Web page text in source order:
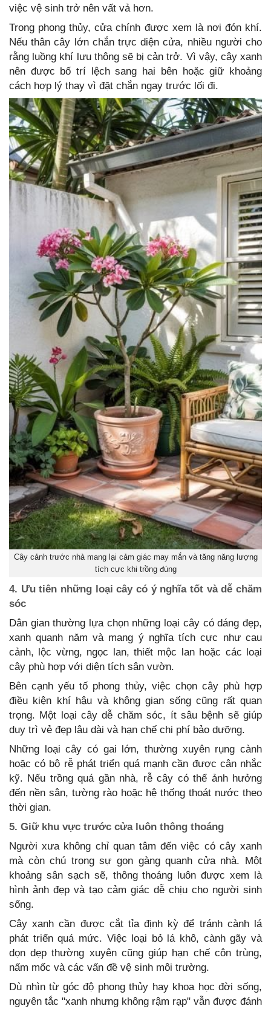
việc vệ sinh trở nên vất vả hơn.
Trong phong thủy, cửa chính được xem là nơi đón khí.
Nếu thân cây lớn chắn trực diện cửa, nhiều người cho
rằng luồng khí lưu thông sẽ bị cản trở. Vì vậy, cây xanh
nên được bố trí lệch sang hai bên hoặc giữ khoảng
cách hợp lý thay vì đặt chắn ngay trước lối đi.
Cây cảnh trước nhà mang lại cảm giác may mắn và tăng năng lượng
tích cực khi trồng đúng
4. Ưu tiên những loại cây có ý nghĩa tốt và dễ chăm
sóc
Dân gian thường lựa chọn những loại cây có dáng đẹp,
xanh quanh năm và mang ý nghĩa tích cực như cau
cảnh, lộc vừng, ngọc lan, thiết mộc lan hoặc các loại
cây phù hợp với diện tích sân vườn.
Bên cạnh yếu tố phong thủy, việc chọn cây phù hợp
điều kiện khí hậu và không gian sống cũng rất quan
trọng. Một loại cây dễ chăm sóc, ít sâu bệnh sẽ giúp
duy trì vẻ đẹp lâu dài và hạn chế chi phí bảo dưỡng.
Những loại cây có gai lớn, thường xuyên rụng cành
hoặc có bộ rễ phát triển quá mạnh cần được cân nhắc
kỹ. Nếu trồng quá gần nhà, rễ cây có thể ảnh hưởng
đến nền sân, tường rào hoặc hệ thống thoát nước theo
thời gian.
5. Giữ khu vực trước cửa luôn thông thoáng
Người xưa không chỉ quan tâm đến việc có cây xanh
mà còn chú trọng sự gọn gàng quanh cửa nhà. Một
khoảng sân sạch sẽ, thông thoáng luôn được xem là
hình ảnh đẹp và tạo cảm giác dễ chịu cho người sinh
sống.
Cây xanh cần được cắt tỉa định kỳ để tránh cành lá
phát triển quá mức. Việc loại bỏ lá khô, cành gãy và
dọn dẹp thường xuyên cũng giúp hạn chế côn trùng,
nấm mốc và các vấn đề vệ sinh môi trường.
Dù nhìn từ góc độ phong thủy hay khoa học đời sống,
nguyên tắc "xanh nhưng không rậm rạp" vẫn được đánh